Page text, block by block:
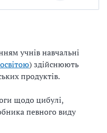
учнів навчальні
) здійснюють
продуктів.
щодо цибулі,
певного виду